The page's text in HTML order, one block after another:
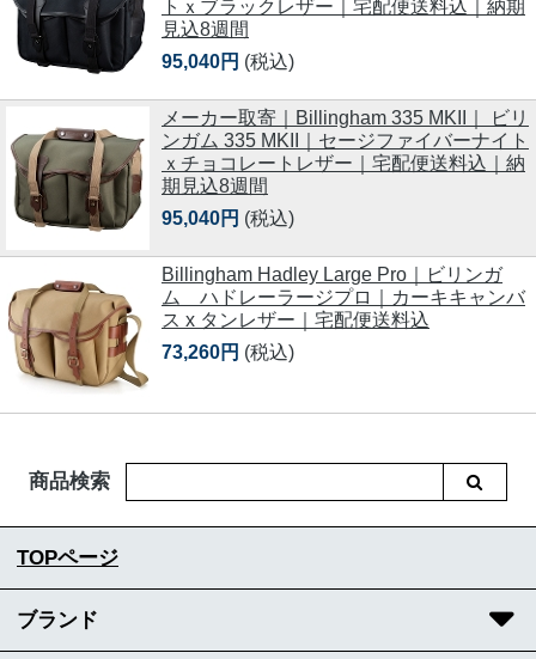
トｘブラックレザー｜宅配便送料込｜納期
見込8週間
95,040円 (税込)
メーカー取寄｜Billingham 335 MKII｜ ビリ
ンガム 335 MKII｜セージファイバーナイト
ｘチョコレートレザー｜宅配便送料込｜納
期見込8週間
95,040円 (税込)
Billingham Hadley Large Pro｜ビリンガ
ム ハドレーラージプロ｜カーキキャンバ
ス x タンレザー｜宅配便送料込
73,260円 (税込)
商品検索
TOPページ
ブランド